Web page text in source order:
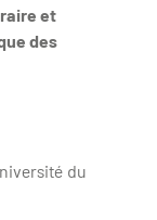
et
des
du